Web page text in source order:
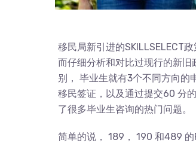
移民局新引进的SKILLSELECT
而仔细分析和对比过现行的新
别， 毕业生就有3个不同方向
移民签证，以及通过提交60 分
了很多毕业生咨询的热门问题。
简单的说， 189， 190 和489